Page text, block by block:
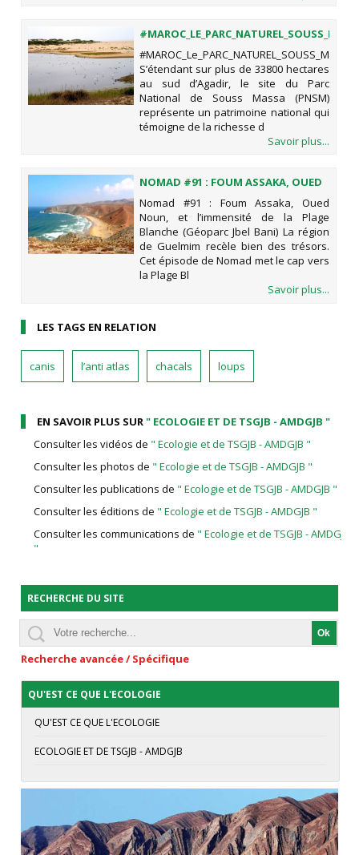
#MAROC_Le_PARC_NATUREL_SOUSS_MASSA
S’étendant sur plus de 33800 hectares
au sud d’Agadir, le site du Parc
National de Souss Massa (PNSM)
représente un patrimoine national qui
témoigne de la richesse d
Savoir plus...
NOMAD #91 : FOUM ASSAKA, OUED
NOUN, ET L’IMMENSITÉ DE LA PLAGE
BLANCHE (GÉOPARC JBEL BANI)
Nomad #91 : Foum Assaka, Oued
Noun, et l’immensité de la Plage
Blanche (Géoparc Jbel Bani) La région
de Guelmim recèle bien des trésors.
Cet épisode de Nomad met le cap vers
la Plage Bl
Savoir plus...
LES TAGS EN RELATION
canis l’anti atlas chacals loups
EN SAVOIR PLUS SUR" ECOLOGIE ET DE TSGJB - AMDGJB "
Consulter les vidéos de " Ecologie et de TSGJB - AMDGJB "
Consulter les photos de " Ecologie et de TSGJB - AMDGJB "
Consulter les publications de " Ecologie et de TSGJB - AMDGJB "
Consulter les éditions de " Ecologie et de TSGJB - AMDGJB "
Consulter les communications de " Ecologie et de TSGJB - AMDGJB
"
RECHERCHE DU SITE
Recherche avancée / Spécifique
QU'EST CE QUE L'ECOLOGIE
QU'EST CE QUE L'ECOLOGIE
ECOLOGIE ET DE TSGJB - AMDGJB